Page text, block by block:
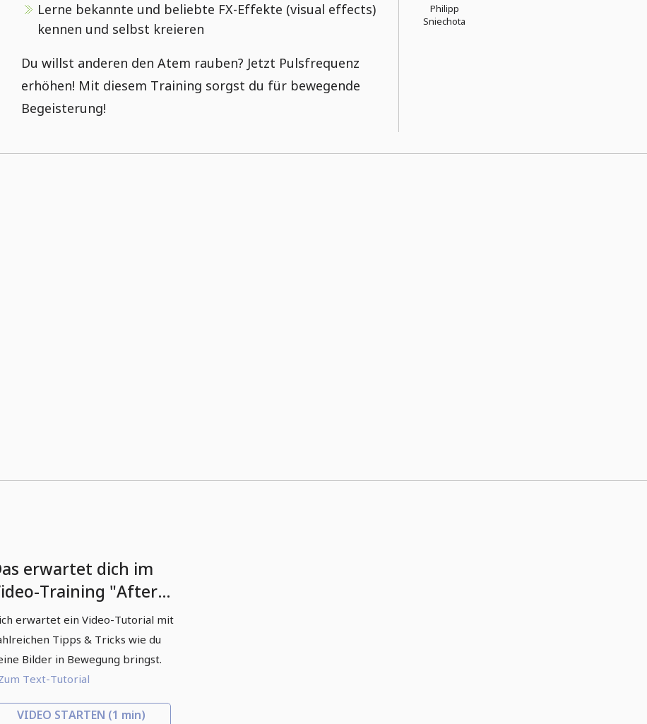
Lerne bekannte und beliebte FX-Effekte (visual effects)
kennen und selbst kreieren
Du willst anderen den Atem rauben? Jetzt Pulsfrequenz
erhöhen! Mit diesem Training sorgst du für bewegende
Begeisterung!
Philipp
Sniechota
erwartet dich im
Training "After
Workshop-DVD -
& Tricks"
erwartet ein Video-Tutorial mit
Tipps & Tricks wie du
Bilder in Bewegung bringst.
Text-Tutorial
VIDEO STARTEN (1 min)